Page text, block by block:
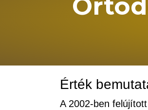
Érték
A 2002-ben